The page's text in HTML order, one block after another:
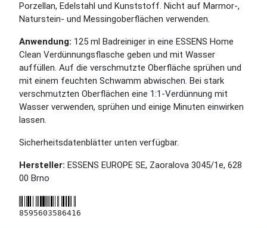
Porzellan, Edelstahl und Kunststoff. Nicht auf Marmor-,
Naturstein- und Messingoberflächen verwenden.
Anwendung: 125 ml Badreiniger in eine ESSENS Home
Clean Verdünnungsflasche geben und mit Wasser
auffüllen. Auf die verschmutzte Oberfläche sprühen und
mit einem feuchten Schwamm abwischen. Bei stark
verschmutzten Oberflächen eine 1:1-Verdünnung mit
Wasser verwenden, sprühen und einige Minuten einwirken
lassen.
Sicherheitsdatenblätter unten verfügbar.
Hersteller: ESSENS EUROPE SE, Zaoralova 3045/1e, 628
00 Brno
8595603586416